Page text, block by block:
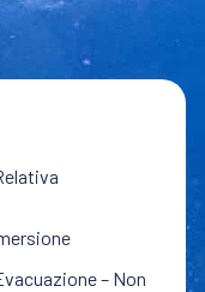
– Non